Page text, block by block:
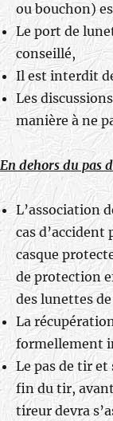
ou bouchon)
Le port de
conseillé,
Il est interdit
Les
manière à ne
En dehors du pas
L’association
cas
casque
de protection
des lunettes
La
formellement
Le pas de tir et
fin du tir,
tireur devra